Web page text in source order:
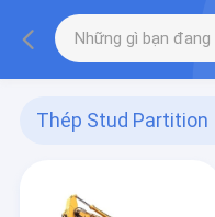
Thép Stud Partition